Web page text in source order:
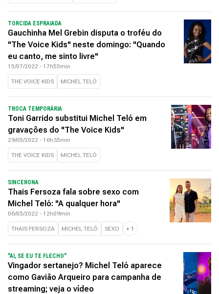
TORCIDA ESPRAIADA
Gauchinha Mel Grebin disputa o troféu do
"The Voice Kids" neste domingo: "Quando
eu canto, me sinto livre"
15/07/2022 - 17h55min
THE VOICE KIDS MICHEL TELÓ
TROCA TEMPORÁRIA
Toni Garrido substitui Michel Teló em
gravações do "The Voice Kids"
29/05/2022 - 16h35min
THE VOICE KIDS MICHEL TELÓ
SINCERONA
Thais Fersoza fala sobre sexo com
Michel Teló: "A qualquer hora"
06/05/2022 - 12h09min
THAIS FERSOZA MICHEL TELÓ SEXO + 1
"AI, SE EU TE FLECHO"
Vingador sertanejo? Michel Teló aparece
como Gavião Arqueiro para campanha de
streaming; veja o vídeo